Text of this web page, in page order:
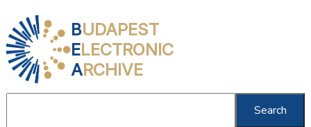
BUDAPEST
ELECTRONIC
ARCHIVE
Search